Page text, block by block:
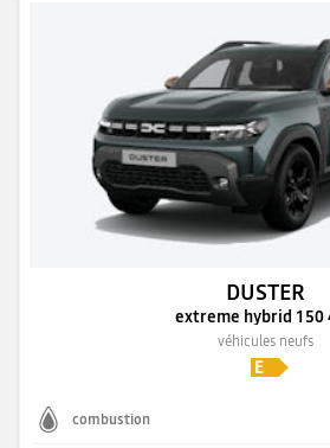
DUSTER
extreme hybrid 150
véhicules neufs
combustion